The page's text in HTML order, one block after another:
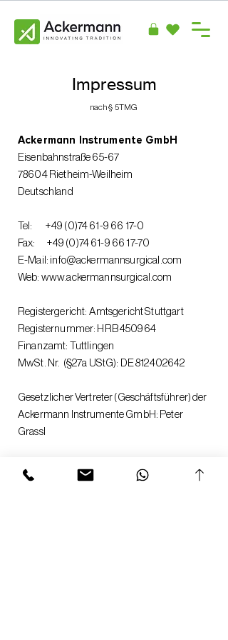
Impressum
nach § 5TMG
Ackermann Instrumente GmbH
Eisenbahnstraße 65-67
78604 Rietheim-Weilheim
Deutschland
Tel: +49 (0)74 61-9 66 17-0
Fax: +49 (0)74 61-9 66 17-70
E-Mail: info@ackermannsurgical.com
Web: www.ackermannsurgical.com
Registergericht: Amtsgericht Stuttgart
Registernummer: HRB 450964
Finanzamt: Tuttlingen
MwSt. Nr. (§27a UStG): DE812402642
Gesetzlicher Vertreter (Geschäftsführer) der
Ackermann Instrumente GmbH: Peter
Grassl